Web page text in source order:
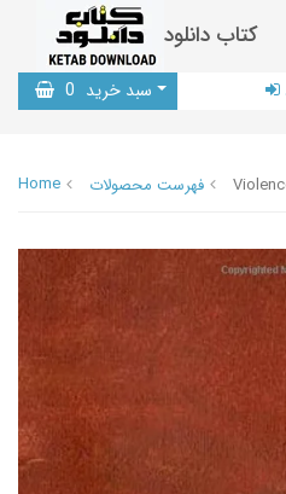
کتاب دانلود
سبد خرید 0
Home فهرست محصولات